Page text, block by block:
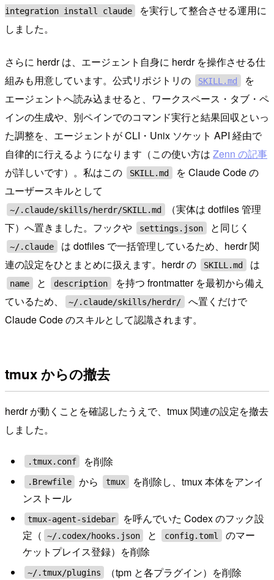
integration install claude
を実行して整合させる運用に
しました。
さらに herdr は、エージェント自身に herdr を操作させる仕
組みも用意しています。公式リポジトリの
SKILL.md
を
エージェントへ読み込ませると、ワークスペース・タブ・ペ
インの生成や、別ペインでのコマンド実行と結果回収といっ
た調整を、エージェントが CLI・Unix ソケット API 経由で
自律的に行えるようになります（この使い方は Zenn の記事
が詳しいです）。私はこの
SKILL.md
を Claude Code の
ユーザースキルとして
~/.claude/skills/herdr/SKILL.md
（実体は dotfiles 管理
下）へ置きました。フックや
settings.json と同じく
~/.claude
は dotfiles で一括管理しているため、herdr 関
連の設定をひとまとめに扱えます。herdr の
SKILL.md は
name と description
を持つ frontmatter を最初から備え
ているため、
~/.claude/skills/herdr/
へ置くだけで
Claude Code のスキルとして認識されます。
tmux からの撤去
herdr が動くことを確認したうえで、tmux 関連の設定を撤去
しました。
.tmux.conf を削除
.Brewfile から tmux
を削除し、tmux 本体をアンイ
ンストール
tmux-agent-sidebar
を呼んでいた Codex のフック設
定（
~/.codex/hooks.json と config.toml
のマー
ケットプレイス登録）を削除
~/.tmux/plugins （tpm と各プラグイン）を削除